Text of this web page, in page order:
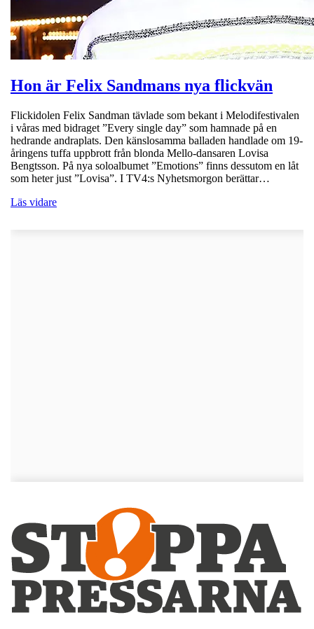
Hon är Felix Sandmans nya flickvän
Flickidolen Felix Sandman tävlade som bekant i Melodifestivalen
i våras med bidraget ”Every single day” som hamnade på en
hedrande andraplats. Den känslosamma balladen handlade om 19-
åringens tuffa uppbrott från blonda Mello-dansaren Lovisa
Bengtsson. På nya soloalbumet ”Emotions” finns dessutom en låt
som heter just ”Lovisa”. I TV4:s Nyhetsmorgon berättar…
Läs vidare